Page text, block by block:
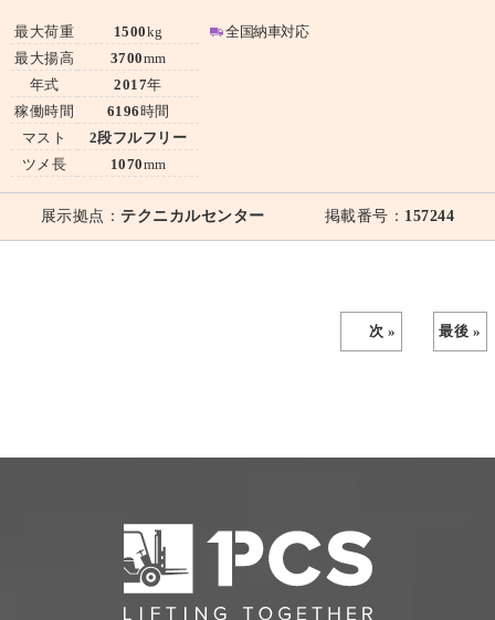
最大荷重
最大揚高
年式
稼働時間
マスト
ツメ長
1500kg
3700mm
2017年
6196時間
2段フルフリー
1070mm
全国納車対応
展示拠点： テクニカルセンター 掲載番号： 157244
次 » 最後 »